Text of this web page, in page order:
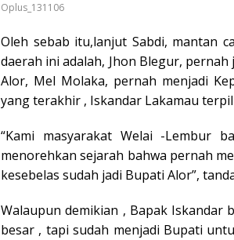
Oplus_131106
Oleh sebab itu,lanjut Sabdi, mantan
daerah ini adalah, Jhon Blegur,
Alor, Mel Molaka, pernah menjadi
yang terakhir , Iskandar Lakamau
“Kami masyarakat Welai -Lembur
menorehkan sejarah bahwa pernah
kesebelas sudah jadi Bupati Alor”,
Walaupun demikian , Bapak
besar , tapi sudah menjadi Bupati